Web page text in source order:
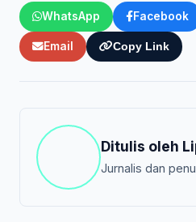
WhatsApp Facebook
Email Copy Link
Ditulis oleh
Jurnalis dan